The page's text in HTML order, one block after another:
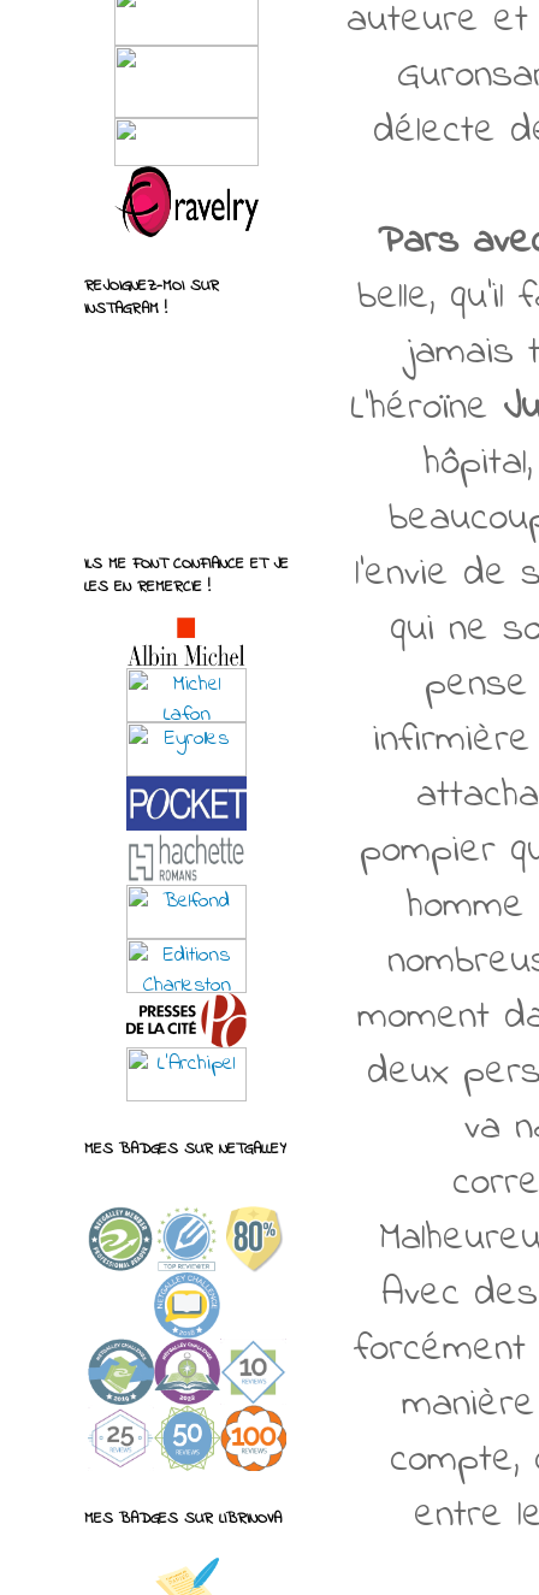
auteure et
délecte
Pars
belle,
jamais
L'héroïne
l'envie de
qui ne
pompier
moment
deux
va
Avec
forcément
entre
REJOIGNEZ-MOI SUR
INSTAGRAM !
ILS ME FONT CONFIANCE ET JE
LES EN REMERCIE !
MES BADGES SUR NETGALLEY
MES BADGES SUR LIBRINOVA